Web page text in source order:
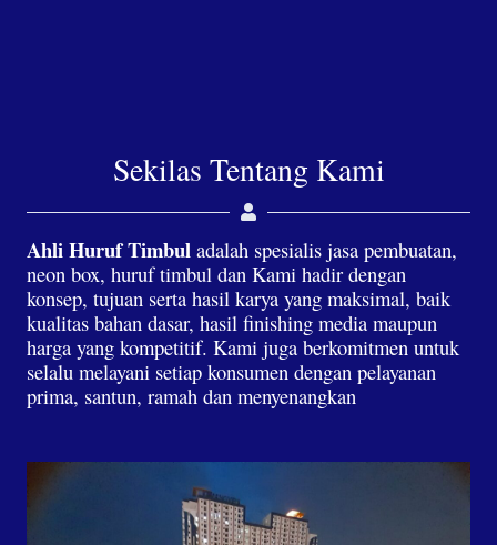
Sekilas Tentang Kami
Ahli Huruf Timbul adalah spesialis jasa pembuatan,
neon box, huruf timbul dan Kami hadir dengan
konsep, tujuan serta hasil karya yang maksimal, baik
kualitas bahan dasar, hasil finishing media maupun
harga yang kompetitif. Kami juga berkomitmen untuk
selalu melayani setiap konsumen dengan pelayanan
prima, santun, ramah dan menyenangkan